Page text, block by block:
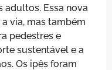
adultos. Essa nova
via, mas também
pedestres e
sustentável e a
Os ipês foram